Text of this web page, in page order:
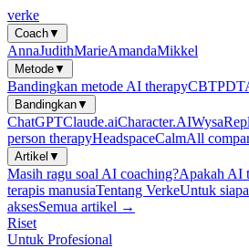
verke
Coach▼
AnnaJudithMarieAmandaMikkel
Metode▼
Bandingkan metode AI therapyCBTPDT
Bandingkan▼
ChatGPTClaude.aiCharacter.AIWysa
person therapyHeadspaceCalmAll
Artikel ▼
Masih ragu soal AI coaching?Apakah AI
terapis manusiaTentang VerkeUntuk
aksesSemua artikel →
Riset
Untuk Profesional